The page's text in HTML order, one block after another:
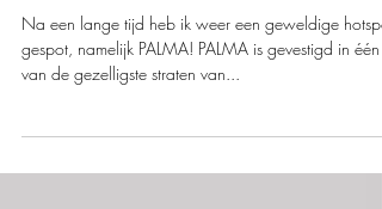
HOTSPOT | PALMA Breda
Na een lange tijd heb ik weer een geweldige hotspot
gespot, namelijk PALMA! PALMA is gevestigd in één